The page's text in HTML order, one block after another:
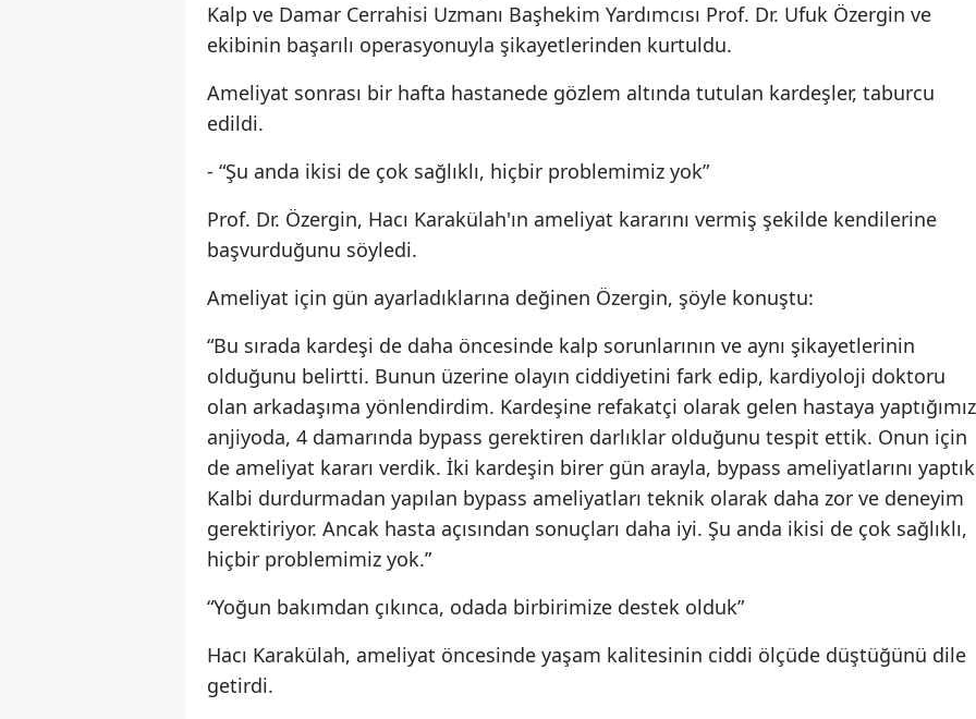
Hakkari
İstanbul
Kars
Kastamonu
Kayseri
Kırklareli
Kırşehir
Kocaeli
Malatya
Kalp ve Damar Cerrahisi Uzmanı Başhekim Yardımcısı Prof. Dr. Ufuk Özergin ve
ekibinin başarılı operasyonuyla şikayetlerinden kurtuldu.
Ameliyat sonrası bir hafta hastanede gözlem altında tutulan kardeşler, taburcu
edildi.
- “Şu anda ikisi de çok sağlıklı, hiçbir problemimiz yok”
Prof. Dr. Özergin, Hacı Karakülah'ın ameliyat kararını vermiş şekilde kendilerine
başvurduğunu söyledi.
Ameliyat için gün ayarladıklarına değinen Özergin, şöyle konuştu:
“Bu sırada kardeşi de daha öncesinde kalp sorunlarının ve aynı şikayetlerinin
olduğunu belirtti. Bunun üzerine olayın ciddiyetini fark edip, kardiyoloji doktoru
olan arkadaşıma yönlendirdim. Kardeşine refakatçi olarak gelen hastaya yaptığımız
anjiyoda, 4 damarında bypass gerektiren darlıklar olduğunu tespit ettik. Onun için
de ameliyat kararı verdik. İki kardeşin birer gün arayla, bypass ameliyatlarını
Kalbi durdurmadan yapılan bypass ameliyatları teknik olarak daha zor ve deneyim
gerektiriyor. Ancak hasta açısından sonuçları daha iyi. Şu anda ikisi de çok sağlıklı,
hiçbir problemimiz yok.”
“Yoğun bakımdan çıkınca, odada birbirimize destek olduk”
Hacı Karakülah, ameliyat öncesinde yaşam kalitesinin ciddi ölçüde düştüğünü dile
getirdi.